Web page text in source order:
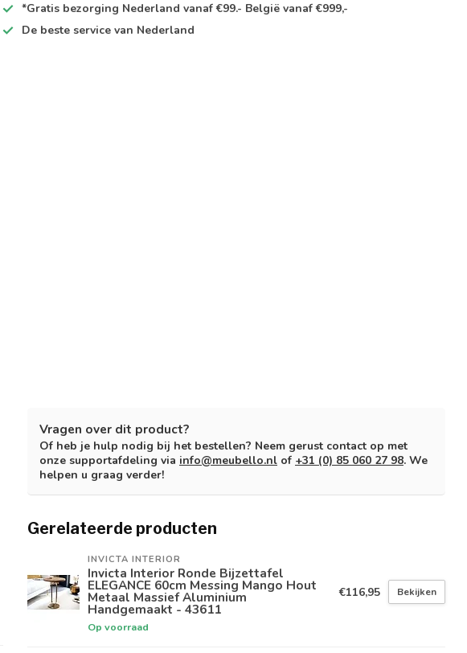
*Gratis bezorging Nederland vanaf €99.- België vanaf €999,-
De beste service van Nederland
Vragen over dit product?
Of heb je hulp nodig bij het bestellen? Neem gerust contact op met
onze supportafdeling via info@meubello.nl of +31 (0) 85 060 27 98. We
helpen u graag verder!
Gerelateerde producten
INVICTA INTERIOR
Invicta Interior Ronde Bijzettafel
ELEGANCE 60cm Messing Mango Hout
Metaal Massief Aluminium
Handgemaakt - 43611
Op voorraad
€116,95 Bekijken